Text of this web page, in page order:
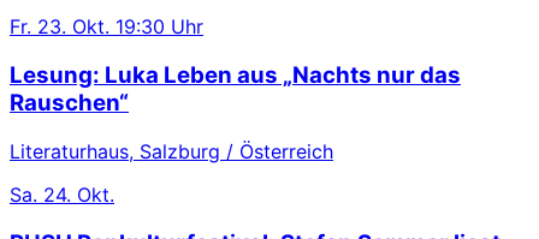
Fr. 23. Okt. 19:30 Uhr
Lesung: Luka Leben aus „Nachts nur das
Rauschen“
Literaturhaus, Salzburg / Österreich
Sa. 24. Okt.